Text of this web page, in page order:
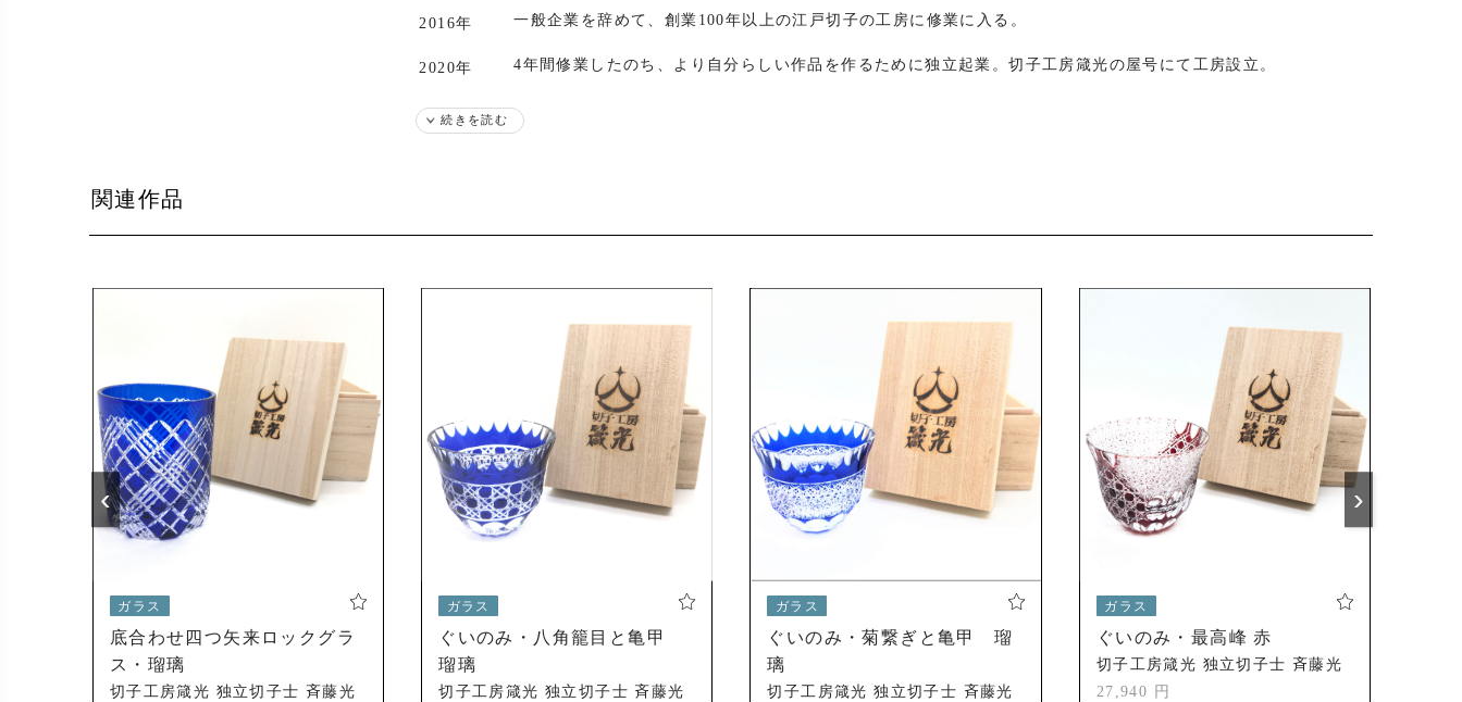
2016年 一般企業を辞めて、創業100年以上の江戸切子の工房に修業に入る。
2020年 4年間修業したのち、より自分らしい作品を作るために独立起業。切子工房箴光の屋号にて工房設立。
2022年 年間製作依頼が1000個を超えて熟練職人並みの仕事をこなすようになる。
続きを読む
関連作品
ガラス
底合わせ四つ矢来ロックグラ
ス・瑠璃
切子工房箴光 独立切子士 斉藤光
ガラス
ぐいのみ・八角籠目と亀甲
瑠璃
切子工房箴光 独立切子士 斉藤光
ガラス
ぐいのみ・菊繋ぎと亀甲 瑠
璃
切子工房箴光 独立切子士 斉藤光
ガラス
ぐいのみ・最高峰 赤
切子工房箴光 独立切子士 斉藤光
27,940 円
‹ ›